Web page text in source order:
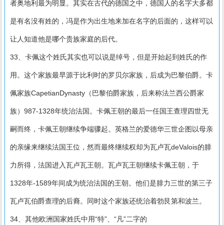
者奥地利最为明显。其实在古代的德国之中，德国人的名字大多都
是有名没有姓的，冯是作为出生地来加在名字的后面的，这样可以
让人知道他是哪个贵族家庭的后代。
33、卡佩这个姓氏其实也可以说是绰号，但是开始起到姓氏的作
用。这个家族最早源于比利时的罗贝尔家族，后成为巴黎伯爵。卡
佩家族CapetianDynasty（巴黎伯爵家族，后来称法兰西公爵家
族）987-1328年统治法国。卡佩王朝的最后一任国王查理四世无
嗣而终，卡佩王朝继续争端骤起。英格兰的爱德华三世企图以母亲
的亲缘来继续法国王位，然而最终继续权却为瓦卢瓦deValois的腓
力所得，法国进入瓦卢瓦王朝。瓦卢瓦王朝继续卡佩王朝，于
1328年-1589年间成为统治法国的王朝。他们是腓力三世的第三子
瓦卢瓦伯爵查理的后裔。同时这个家族还统治着勃艮第和波兰。
34、其他欧洲国家姓氏中用“特”、“凡”二字的